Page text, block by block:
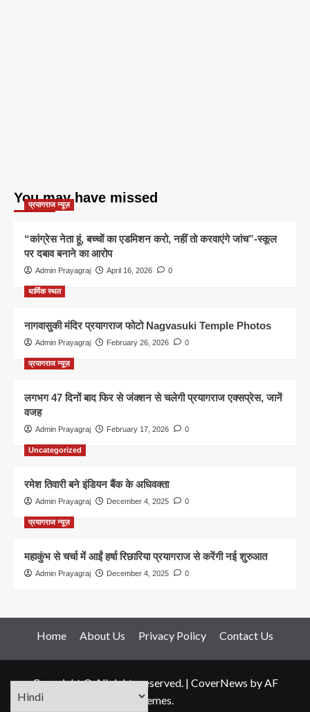
You may have missed
प्रयागराज न्यूज़
“कांग्रेस नेता हूं, बच्चों का एडमिशन करो, नहीं तो करवाएंगे जांच”-स्कूल
पर दबाव बनाने का आरोप
Admin Prayagraj April 16, 2026 0
धार्मिक स्थल
नागवासुकी मंदिर प्रयागराज फोटो Nagvasuki Temple Photos
Admin Prayagraj February 26, 2026 0
प्रयागराज न्यूज़
लगभग 47 दिनों बाद फिर से जंक्शन से चलेगी प्रयागराज एक्सप्रेस, जानें
वजह
Admin Prayagraj February 17, 2026 0
Uncategorized
रमेश तिवारी बने इंडियन बैंक के अधिवक्ता
Admin Prayagraj December 4, 2025 0
प्रयागराज न्यूज़
महाकुंभ से चर्चा में आईं हर्षा रिछारिया प्रयागराज से करेंगी नई शुरुआत
Admin Prayagraj December 4, 2025 0
Home About Us Privacy Policy Contact Us
Copyright © All rights reserved. | CoverNews by AF
themes.